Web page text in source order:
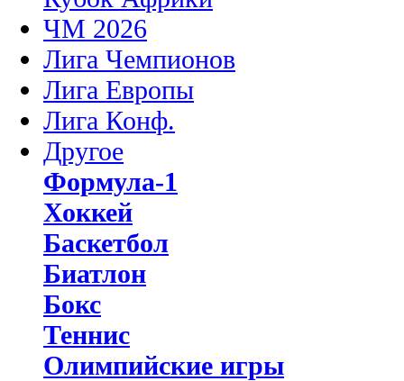
ЧМ 2026
Лига Чемпионов
Лига Европы
Лига Конф.
Другое
Формула-1
Хоккей
Баскетбол
Биатлон
Бокс
Теннис
Олимпийские игры